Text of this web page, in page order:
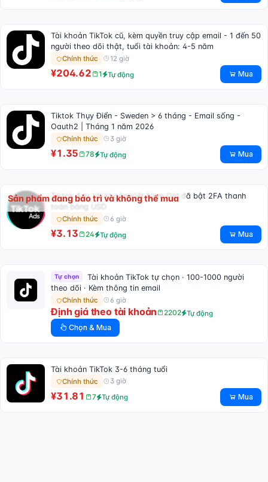
Tài khoản TikTok cũ, kèm quyền truy cập email - 1 đến 50
người theo dõi thật, tuổi tài khoản: 4-5 năm
Chính thức 12 giờ
¥204.62 1 Tự động Mua
Tiktok Thụy Điển - Sweden > 6 tháng - Email sống -
Oauth2 | Tháng 1 năm 2026
Chính thức 3 giờ
¥1.35 78 Tự động Mua
Tiktok Ads tài khoản Việt Nam Old đã bật 2FA thanh
toán bằng USD
Chính thức 6 giờ
¥3.13 24 Tự động Mua
Sản phẩm đang bảo trì và không thể mua
Tự chọn
Tài khoản TikTok tự chọn · 100-1000 người
theo dõi · Kèm thông tin email
Chính thức 6 giờ
Định giá theo tài khoản 2202 Tự động
Chọn & Mua
Tài khoản TikTok 3-6 tháng tuổi
Chính thức 3 giờ
¥31.81 7 Tự động Mua